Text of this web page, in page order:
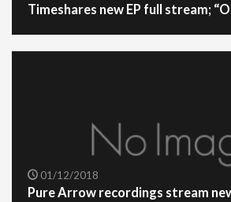
Timeshares new EP full stream;
01/12/2018
Pure Arrow recordings stream